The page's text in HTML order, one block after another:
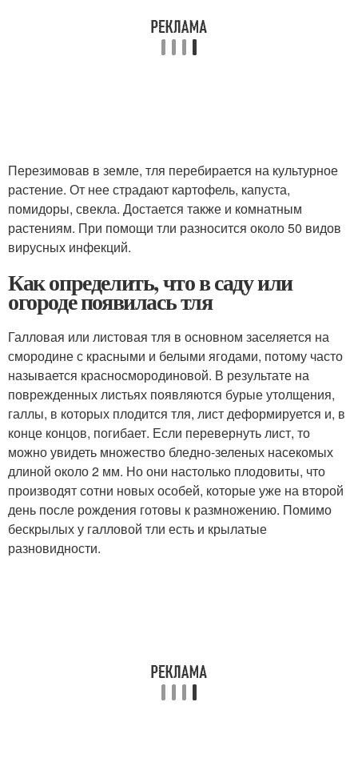
Перезимовав в земле, тля перебирается на культурное
растение. От нее страдают картофель, капуста,
помидоры, свекла. Достается также и комнатным
растениям. При помощи тли разносится около 50 видов
вирусных инфекций.
Как определить, что в саду или
огороде появилась тля
Галловая или листовая тля в основном заселяется на
смородине с красными и белыми ягодами, потому часто
называется красносмородиновой. В результате на
поврежденных листьях появляются бурые утолщения,
галлы, в которых плодится тля, лист деформируется и, в
конце концов, погибает. Если перевернуть лист, то
можно увидеть множество бледно-зеленых насекомых
длиной около 2 мм. Но они настолько плодовиты, что
производят сотни новых особей, которые уже на второй
день после рождения готовы к размножению. Помимо
бескрылых у галловой тли есть и крылатые
разновидности.